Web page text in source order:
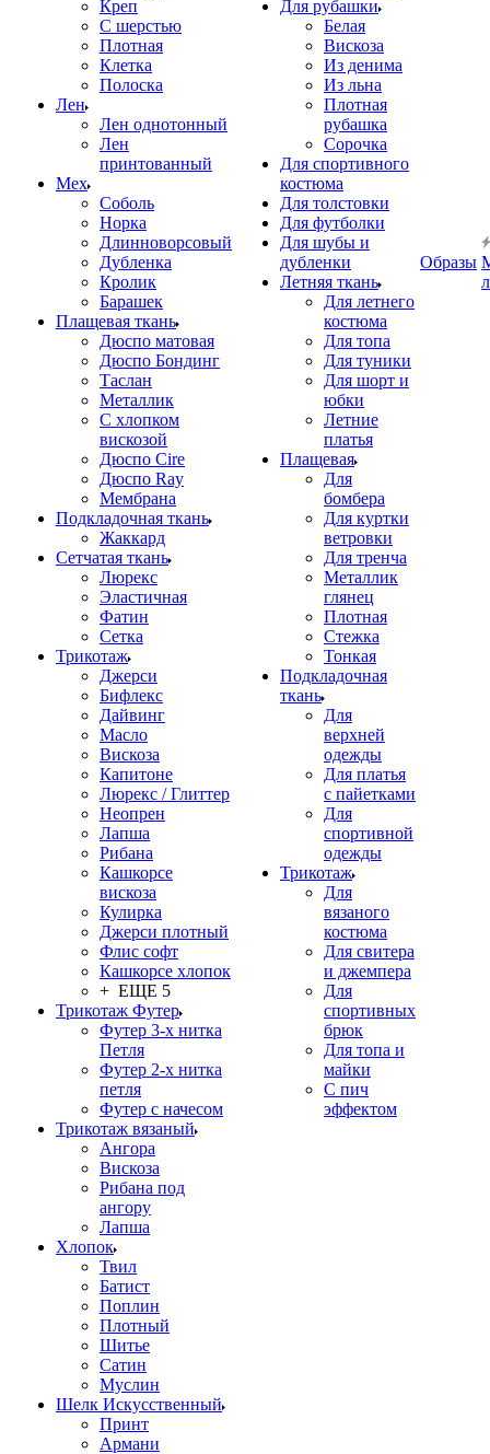
Креп
С шерстью
Плотная
Клетка
Полоска
Лен
Лен однотонный
Лен
принтованный
Мех
Соболь
Норка
Длинноворсовый
Дубленка
Кролик
Барашек
Плащевая ткань
Дюспо матовая
Дюспо Бондинг
Таслан
Металлик
С хлопком
вискозой
Дюспо Cire
Дюспо Ray
Мембрана
Подкладочная ткань
Жаккард
Сетчатая ткань
Люрекс
Эластичная
Фатин
Сетка
Трикотаж
Джерси
Бифлекс
Дайвинг
Масло
Вискоза
Капитоне
Люрекс / Глиттер
Неопрен
Лапша
Рибана
Кашкорсе
вискоза
Кулирка
Джерси плотный
Флис софт
Кашкорсе хлопок
+ ЕЩЕ 5
Трикотаж Футер
Футер 3-х нитка
Петля
Футер 2-х нитка
петля
Футер с начесом
Трикотаж вязаный
Ангора
Вискоза
Рибана под
ангору
Лапша
Хлопок
Твил
Батист
Поплин
Плотный
Шитье
Сатин
Муслин
Шелк Искусственный
Принт
Армани
Для рубашки
Белая
Вискоза
Из денима
Из льна
Плотная
рубашка
Сорочка
Для спортивного
костюма
Для толстовки
Для футболки
Для шубы и
дубленки
Летняя ткань
Для летнего
костюма
Для топа
Для туники
Для шорт и
юбки
Летние
платья
Плащевая
Для
бомбера
Для куртки
ветровки
Для тренча
Металлик
глянец
Плотная
Стежка
Тонкая
Подкладочная
ткань
Для
верхней
одежды
Для платья
с пайетками
Для
спортивной
одежды
Трикотаж
Для
вязаного
костюма
Для свитера
и джемпера
Для
спортивных
брюк
Для топа и
майки
С пич
эффектом
Образы